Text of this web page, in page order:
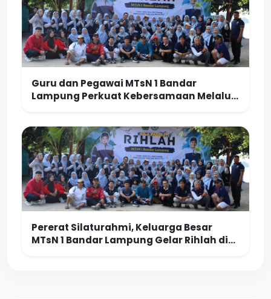
Guru dan Pegawai MTsN 1 Bandar
Lampung Perkuat Kebersamaan Melalui
Pererat Silaturahmi, Keluarga Besar
MTsN 1 Bandar Lampung Gelar Rihlah di